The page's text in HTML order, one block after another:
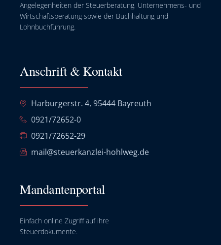
Angelegenheiten der Steuerberatung, Unternehmens- und
Wirtschaftsberatung sowie der Buchhaltung und
Lohnbuchführung.
Anschrift & Kontakt
Harburgerstr. 4, 95444 Bayreuth
0921/72652-0
0921/72652-29
mail@steuerkanzlei-hohlweg.de
Mandantenportal
Einfach online Zugriff auf ihre
Steuerdokumente.